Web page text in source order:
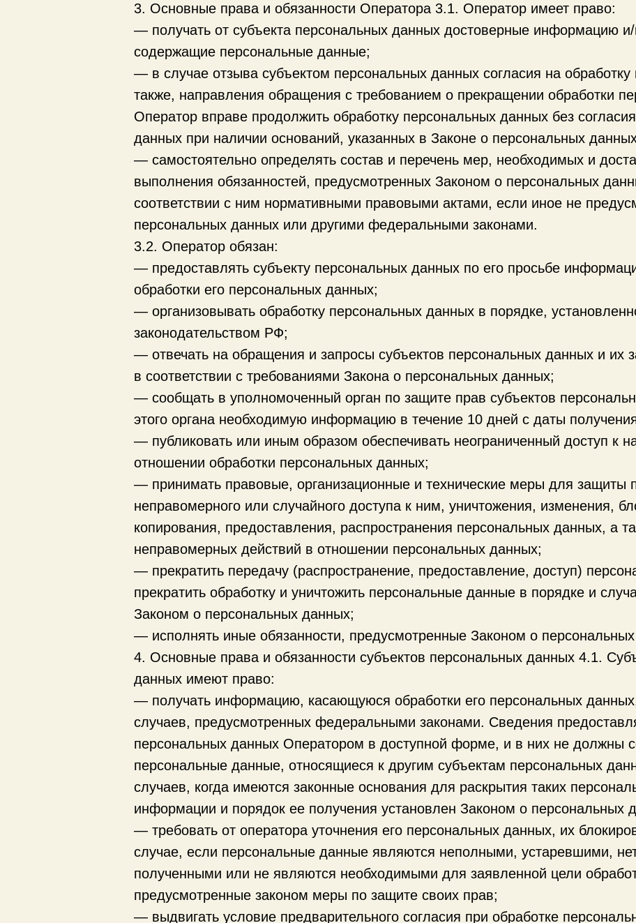
3. Основные права и обязанности Оператора 3.1. Оператор имеет право:
— получать от субъекта персональных данных достоверные информацию
содержащие персональные данные;
— в случае отзыва субъектом персональных данных согласия на
также, направления обращения с требованием о прекращении обработки
Оператор вправе продолжить обработку персональных данных без
данных при наличии оснований, указанных в Законе о персональных
— самостоятельно определять состав и перечень мер, необходимых и
выполнения обязанностей, предусмотренных Законом о персональных
соответствии с ним нормативными правовыми актами, если иное не
персональных данных или другими федеральными законами.
3.2. Оператор обязан:
— предоставлять субъекту персональных данных по его просьбе
обработки его персональных данных;
— организовывать обработку персональных данных в порядке,
законодательством РФ;
— отвечать на обращения и запросы субъектов персональных данных и их
в соответствии с требованиями Закона о персональных данных;
— сообщать в уполномоченный орган по защите прав субъектов
этого органа необходимую информацию в течение 10 дней с даты получения
— публиковать или иным образом обеспечивать неограниченный доступ к
отношении обработки персональных данных;
— принимать правовые, организационные и технические меры для защиты
неправомерного или случайного доступа к ним, уничтожения, изменения,
копирования, предоставления, распространения персональных данных, а
неправомерных действий в отношении персональных данных;
— прекратить передачу (распространение, предоставление, доступ)
прекратить обработку и уничтожить персональные данные в порядке и
Законом о персональных данных;
— исполнять иные обязанности, предусмотренные Законом о
4. Основные права и обязанности субъектов персональных данных 4.1.
данных имеют право:
— получать информацию, касающуюся обработки его персональных
случаев, предусмотренных федеральными законами. Сведения
персональных данных Оператором в доступной форме, и в них не должны
персональные данные, относящиеся к другим субъектам персональных
случаев, когда имеются законные основания для раскрытия таких
информации и порядок ее получения установлен Законом о персональных
— требовать от оператора уточнения его персональных данных, их
случае, если персональные данные являются неполными, устаревшими,
полученными или не являются необходимыми для заявленной цели
предусмотренные законом меры по защите своих прав;
— выдвигать условие предварительного согласия при обработке